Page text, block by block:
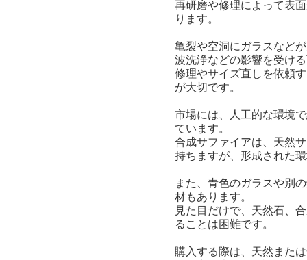
再研磨や修理によって表
ります。
亀裂や空洞にガラスなど
波洗浄などの影響を受け
修理やサイズ直しを依頼
が大切です。
市場には、人工的な環境
ています。
合成サファイアは、天然
持ちますが、形成された
また、青色のガラスや別
材もあります。
見た目だけで、天然石、
ることは困難です。
購入する際は、天然また